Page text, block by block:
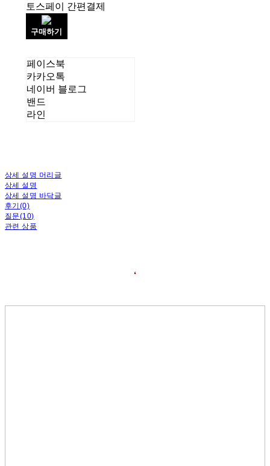
토스페이 간편결제
구매하기
페이스북
카카오톡
네이버 블로그
밴드
라인
상세 설명 머리글
상세 설명
상세 설명 바닥글
후기(0)
질문(10)
관련 상품
❛